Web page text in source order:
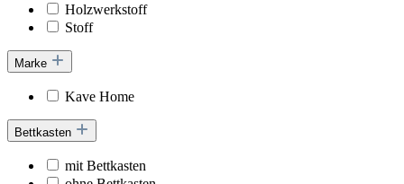
Holzwerkstoff
Stoff
Marke
Kave Home
Bettkasten
mit Bettkasten